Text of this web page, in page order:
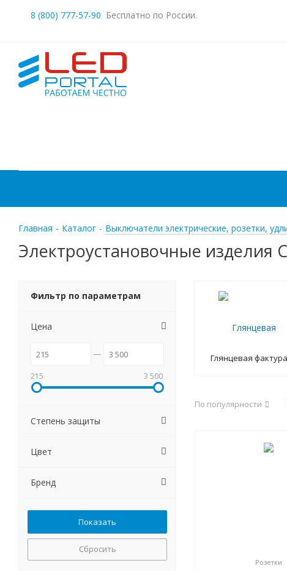
8 (800) 777-57-90 Бесплатно по России.
Главная - Каталог - Выключатели электрические, розетки,
Электроустановочные изделия
Глянцевая фактура
По популярности
Розетки
Фильтр по параметрам
Цена
215 3 500
Степень защиты
Цвет
Бренд
Сбросить